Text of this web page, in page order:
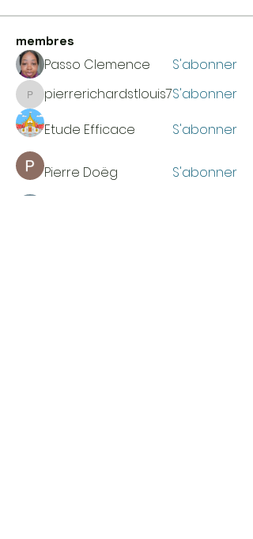
membres
Passo Clemence S'abonner
pierrerichardstlouis7
pierrerichardstlouis7S'abonner
Etude Efficace
S'abonner
Pierre Doëg
S'abonner